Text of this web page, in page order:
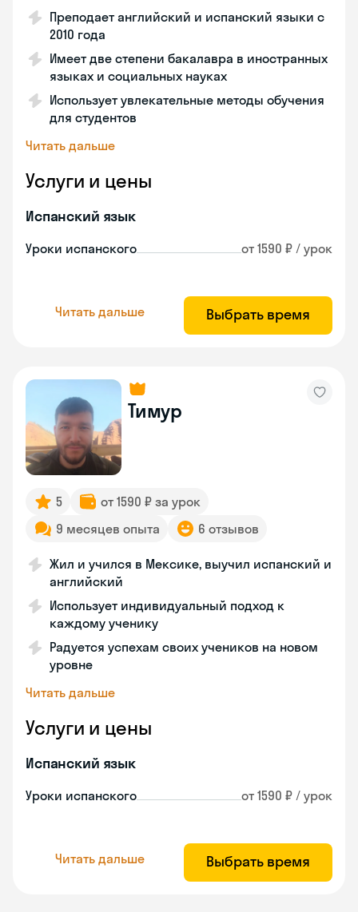
Преподает английский и испанский языки с
2010 года
Имеет две степени бакалавра в иностранных
языках и социальных науках
Использует увлекательные методы обучения
для студентов
Читать дальше
Услуги и цены
Испанский язык
Уроки испанского от 1590 ₽ / урок
Читать дальше Выбрать время
Тимур
5
от 1590 ₽ за урок
9 месяцев опыта
6 отзывов
Жил и учился в Мексике, выучил испанский и
английский
Использует индивидуальный подход к
каждому ученику
Радуется успехам своих учеников на новом
уровне
Читать дальше
Услуги и цены
Испанский язык
Уроки испанского от 1590 ₽ / урок
Читать дальше Выбрать время